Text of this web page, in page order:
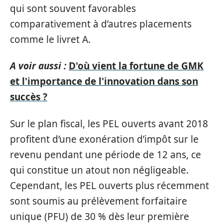
qui sont souvent favorables
comparativement à d’autres placements
comme le livret A.
A voir aussi : D'où vient la fortune de GMK
et l'importance de l'innovation dans son
succès ?
Sur le plan fiscal, les PEL ouverts avant 2018
profitent d’une exonération d’impôt sur le
revenu pendant une période de 12 ans, ce
qui constitue un atout non négligeable.
Cependant, les PEL ouverts plus récemment
sont soumis au prélèvement forfaitaire
unique (PFU) de 30 % dès leur première